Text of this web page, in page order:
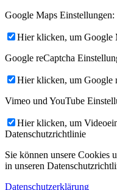
Google Maps Einstellungen:
Hier klicken, um Google
Google reCaptcha
Hier klicken, um Google
Vimeo und YouTube
Hier klicken, um
Datenschutzrichtlinie
Sie können unsere Cookies
in unseren
Datenschutzerklärung